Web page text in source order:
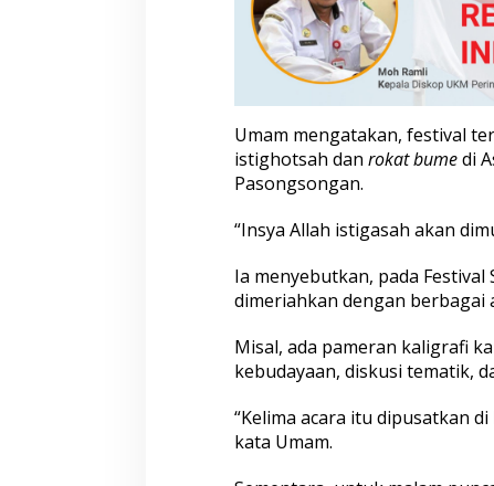
Umam mengatakan, festival
istighotsah dan rokat bumedi
Pasongsongan.
“Insya Allah istigasah akan
Ia menyebutkan, pada
dimeriahkan dengan berbagai
Misal, ada pameran kaligrafi
kebudayaan, diskusi tematik,
“Kelima acara itu dipusatkan
kata Umam.